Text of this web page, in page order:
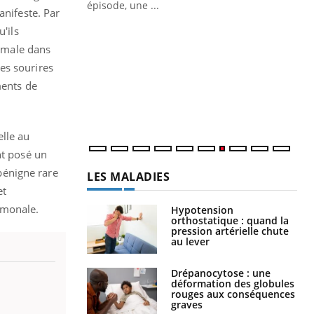
Par
dans
sourires
de
au
posé un
rare
de bilan de
épisode, une ...
LES MALADIES
Hypotension
orthostatique : quand la
pression artérielle chute
au lever
Drépanocytose : une
déformation des globules
rouges aux conséquences
graves